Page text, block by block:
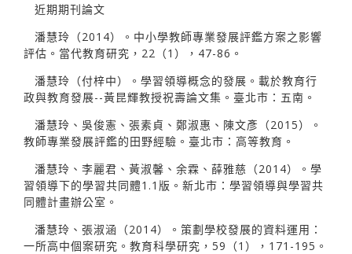
近期期刊論文
潘慧玲（2014）。中小學教師專業發展評鑑方案之影響
評估。當代教育研究，22（1），47-86。
潘慧玲（付梓中）。學習領導概念的發展。載於教育行
政與教育發展--黃昆輝教授祝壽論文集。臺北市：五南。
潘慧玲、吳俊憲、張素貞、鄭淑惠、陳文彥（2015）。
教師專業發展評鑑的田野經驗。臺北市：高等教育。
潘慧玲、李麗君、黃淑馨、余霖、薛雅慈（2014）。學
習領導下的學習共同體1.1版。新北市：學習領導與學習共
同體計畫辦公室。
潘慧玲、張淑涵（2014）。策劃學校發展的資料運用：
一所高中個案研究。教育科學研究，59（1），171-195。